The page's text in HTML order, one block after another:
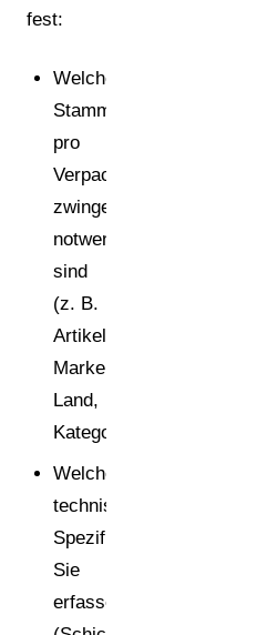
fest:
Welche
Stammdaten
pro
Verpackung
zwingend
notwendig
sind
(z. B.
Artikelnummer,
Marke,
Land,
Kategorie).
Welche
technischen
Spezifikationen
Sie
erfassen